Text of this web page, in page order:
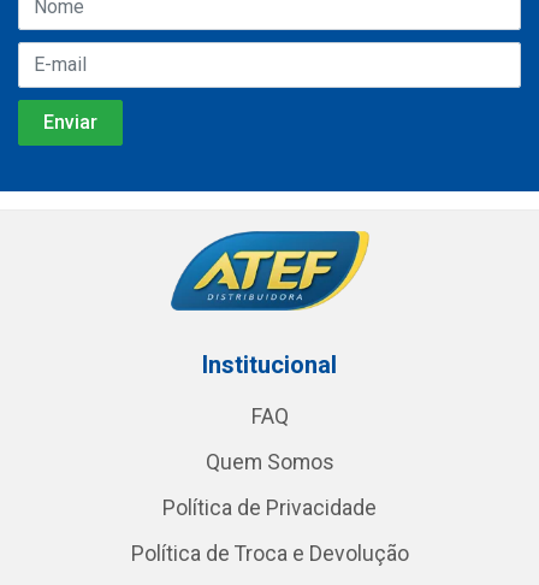
Institucional
FAQ
Quem Somos
Política de Privacidade
Política de Troca e Devolução